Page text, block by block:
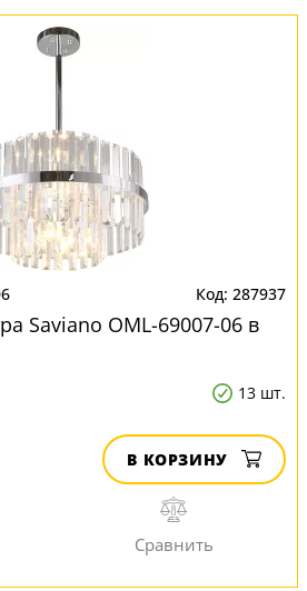
287937
Saviano OML-69007-06 в
13 шт.
В КОРЗИНУ